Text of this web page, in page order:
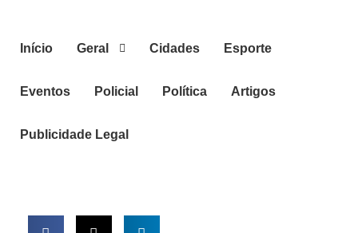
Início Geral Cidades Esporte
Eventos Policial Política Artigos
Publicidade Legal